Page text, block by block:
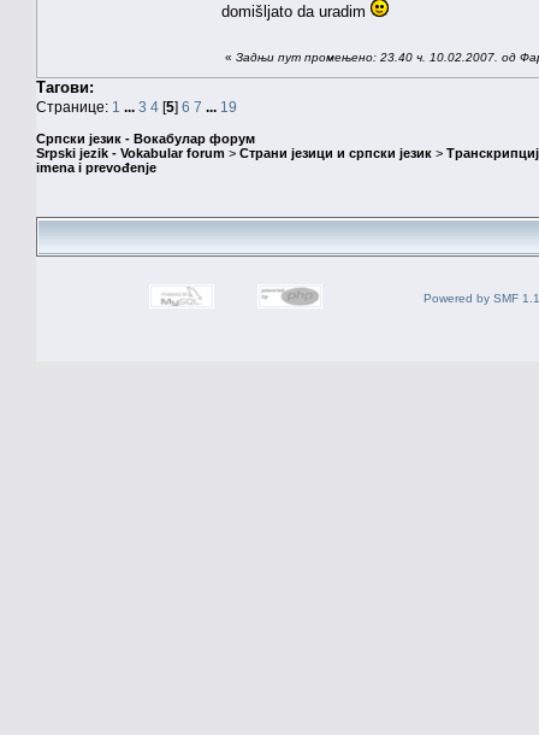
domišljato da uradim
« Задњи пут промењено: 23.40 ч. 10.02.2007. од
Тагови:
Странице: 1 ... 3 4 [5] 6 7 ... 19
Српски језик - Вокабулар форум
Srpski jezik - Vokabular forum > Страни језици и српски језик >
imena i prevođenje
Powered by SMF